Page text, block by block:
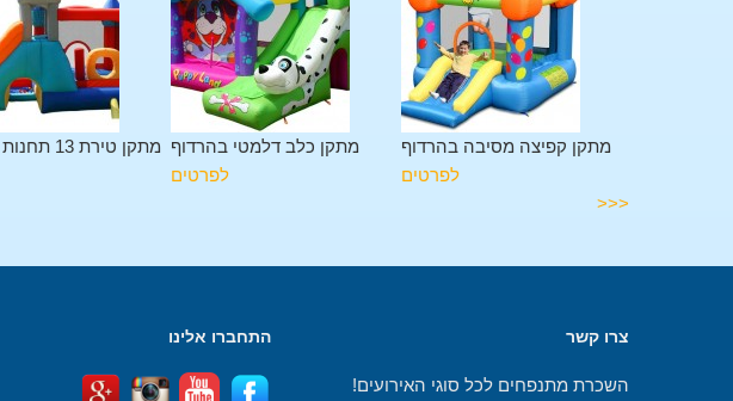
מתקן טירת 13 תחנות בהרדוף מתקן כלב דלמטי בהרדוף
לפרטים
מתקן קפיצה מסיבה בהרדוף
לפרטים
<<<
צרו קשר
השכרת מתנפחים לכל סוגי האירועים!
התחברו אלינו